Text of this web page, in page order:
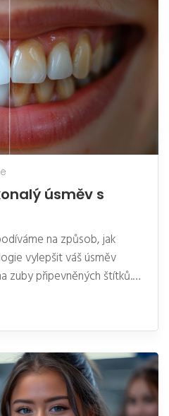
bělení zubů u svého
úsměv s
na způsob, jak
vylepšit váš úsměv
zuby připevněných štítků.
plátky mohou
a vytvořit tak dokonalý
způsobem může tato
zubů a jak můžete díky ní
Tak pojďme na
dokonalému úsměvu s